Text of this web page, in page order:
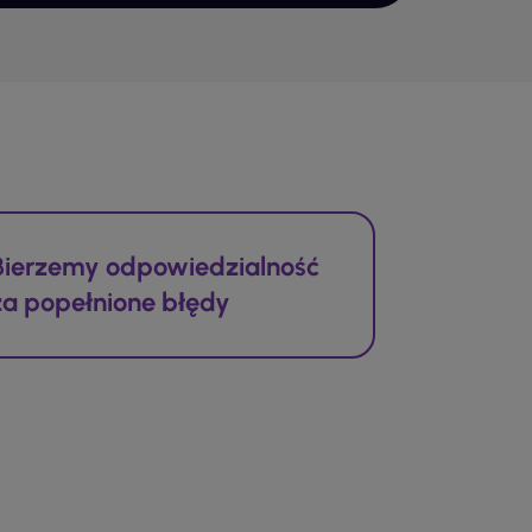
sylwetki. Elastyczne wykończenie pasa
są wykonane z materiałów
które gwarantują, że nie zawierają
skórą.
w domu, zapewniając wygodne
po długim dniu, kiedy to można
na leniwe poranki, kiedy nie ma
i krojów, piżamy można nosić nie
odpowiedzialność
popełnione błędy